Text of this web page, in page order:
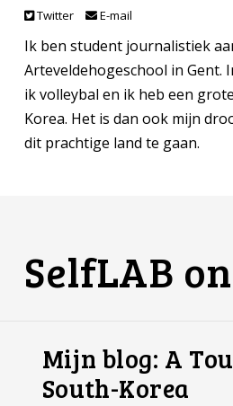
Twitter E-mail
Ik ben student journalistiek
Arteveldehogeschool in Gent.
ik volleybal en ik heb een
Korea. Het is dan ook mijn
dit prachtige land te gaan.
SelfLAB
Mijn blog: A
South-Korea